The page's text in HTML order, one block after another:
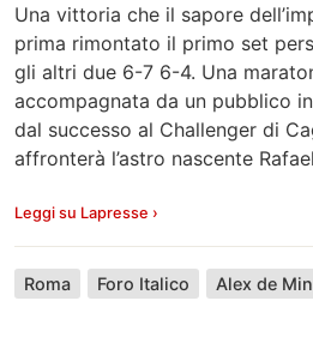
Una vittoria che il sapore
prima rimontato il primo set
gli altri due 6-7 6-4. Una
accompagnata da un pubblico
dal successo al Challenger di
affronterà l’astro nascente
Leggi su Lapresse ›
Roma Foro Italico Alex de